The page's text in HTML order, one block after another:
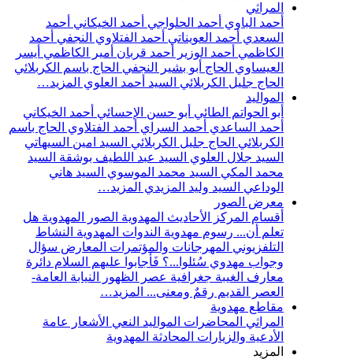
المراثي
أحمد الباوي أحمد الحلواجي أحمد الخيكاني أحمد
السعدي أحمد العويناتي أحمد الفتلاوي النجفي أحمد
الكاظمي أحمد الوزير أحمد قربان أمير الكاظمي أيسر
العيساوي الحاج أبو بشير النجفي الحاج باسم الكربلائي
الحاج جليل الكربلائي السيد أحمد العلوي المزيد…
المواليد
أبو الحواتم الطائي أبو حسن الإحسائي أحمد الخيكاني
أحمد الساعدي أحمد السراي أحمد الفتلاوي الحاج باسم
الكربلائي الحاج جليل الكربلائي السيد امين السيهاتي
السيد جلال العلوي السيد عبد اللطيف بوشقة السيد
محمد المكي السيد محمد الموسوي السيد هاني
الوداعي السيد وليد المزيدي المزيد…
معرض الصور
أقسام المركز
الأحاديث المهدوية الصور المهدوية هل
تعلم أن... رسوم مهدوية الندوات المهدوية النشاط
التلفزيوني المهرجانات والمؤتمرات المعارض سؤال
وجواب مهدوي سُئلوا...؟ فَأجابوا عليهم السلام دائرة
معارف الغيبة جغرافية عصر الظهور
النيابة العامة-
العصر القديم رقمٌ ومعنى... المزيد…
مقاطع مهدوية
المراثي المحاضرات المواليد النعي الأشعار
عامة
الأدعية والزيارات المحادثة المهدوية
المزيد